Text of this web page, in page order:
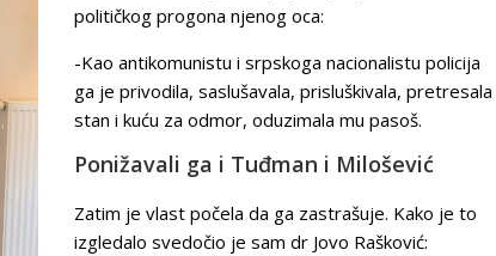
po­li­tič­kog pro­go­na njenog oca:
-Kao an­ti­ko­mu­ni­stu i srp­sko­ga na­ci­o­na­li­stu po­li­ci­ja
ga je pri­vo­di­la, sa­slu­ša­va­la, pri­slu­ški­va­la, pre­tre­sa­la
stan i ku­ću za od­mor, od­u­zi­ma­la mu pa­soš.
Ponižavali ga i Tuđman i Milošević
Zatim je vlast počela da ga zastrašuje. Kako je to
izgledalo svedočio je sam dr Jovo Rašković: